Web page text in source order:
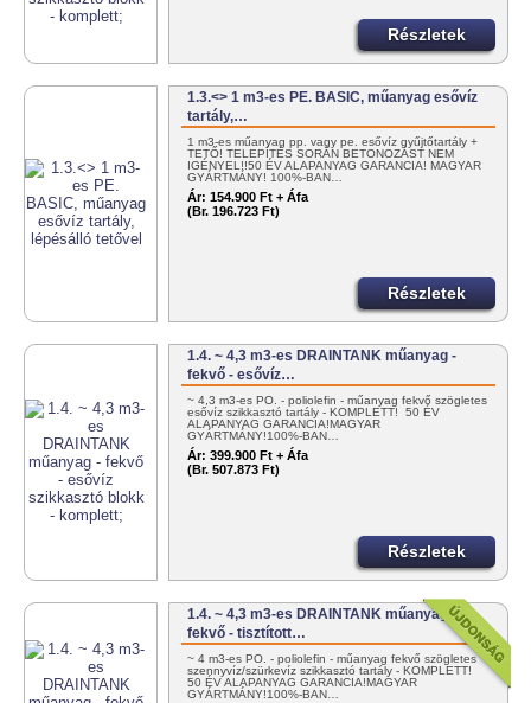
Részletek
1.3.<> 1 m3-es PE. BASIC, műanyag esővíz
tartály,…
1 m3-es műanyag pp. vagy pe. esővíz gyűjtőtartály +
TETŐ! TELEPÍTÉS SORÁN BETONOZÁST NEM
IGÉNYEL!!50 ÉV ALAPANYAG GARANCIA! MAGYAR
GYÁRTMÁNY! 100%-BAN…
Ár: 154.900 Ft + Áfa
(Br. 196.723 Ft)
Részletek
1.4. ~ 4,3 m3-es DRAINTANK műanyag -
fekvő - esővíz…
~ 4,3 m3-es PO. - poliolefin - műanyag fekvő szögletes
esővíz szikkasztó tartály - KOMPLETT! 50 ÉV
ALAPANYAG GARANCIA!MAGYAR
GYÁRTMÁNY!100%-BAN…
Ár: 399.900 Ft + Áfa
(Br. 507.873 Ft)
Részletek
1.4. ~ 4,3 m3-es DRAINTANK műanyag -
fekvő - tisztított…
~ 4 m3-es PO. - poliolefin - műanyag fekvő szögletes
szennyvíz/szürkevíz szikkasztó tartály - KOMPLETT!
50 ÉV ALAPANYAG GARANCIA!MAGYAR
GYÁRTMÁNY!100%-BAN…